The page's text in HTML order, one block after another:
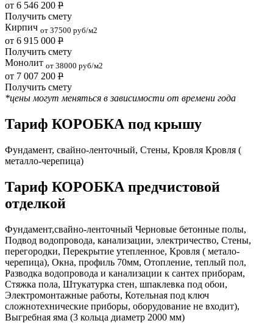
от 6 546 200 Р
Получить смету
Кирпич от 37500 руб/м2
от 6 915 000 Р
Получить смету
Монолит от 38000 руб/м2
от 7 007 200 Р
Получить смету
*цены могут меняться в зависимости от времени года
Тариф КОРОБКА под крышу
Фундамент, свайно-ленточный, Стены, Кровля Кровля (
металло-черепица)
Тариф КОРОБКА предчистовой
отделкой
Фундамент,свайно-ленточный Черновые бетонные полы,
Подвод водопровода, канализации, электричество, Стены,
перегородки, Перекрытие утепленное, Кровля ( метало-
черепица), Окна, профиль 70мм, Отопление, теплый пол,
Разводка водопровода и канализации к сантех приборам,
Стяжка пола, Штукатурка стен, шпаклевка под обои,
Электромонтажные работы, Котельная под ключ
сложнотехнические приборы, оборудование не входит),
Выгребная яма (3 кольца диаметр 2000 мм)